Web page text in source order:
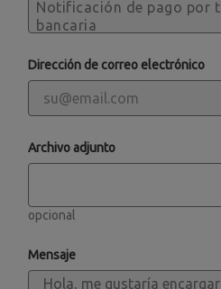
Dirección de correo electrónico
Archivo adjunto
opcional
Mensaje